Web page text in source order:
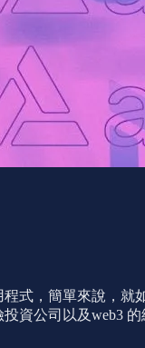
式，簡單來說，
資公司以及web3